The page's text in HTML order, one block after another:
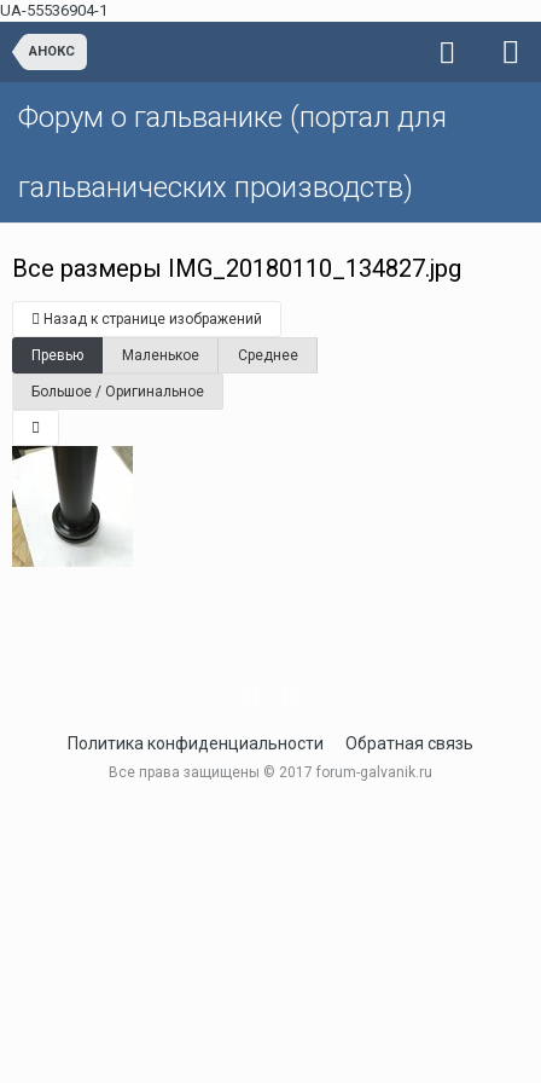
UA-55536904-1
АНОКС
Форум о гальванике (портал для
гальванических производств)
Все размеры IMG_20180110_134827.jpg
Назад к странице изображений
Превью Маленькое Среднее
Большое / Оригинальное
Политика конфиденциальности Обратная связь
Все права защищены © 2017 forum-galvanik.ru